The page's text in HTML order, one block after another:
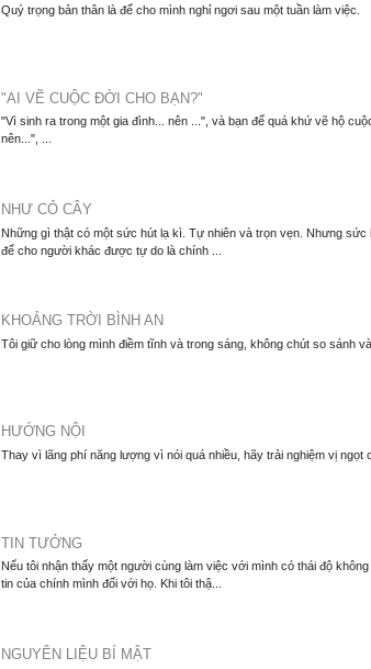
Quý trọng bản thân là để cho mình nghỉ ngơi sau một tuần làm việc.
"AI VẼ CUỘC ĐỜI CHO BẠN?"
"Vì sinh ra trong một gia đình... nên ...", và bạn để quá khứ vẽ hộ
nên...", ...
NHƯ CỎ CÂY
Những gì thật có một sức hút lạ kì. Tự nhiên và trọn vẹn. Nhưng
để cho người khác được tự do là chính ...
KHOẢNG TRỜI BÌNH AN
Tôi giữ cho lòng mình điềm tĩnh và trong sáng, không chút so sánh
HƯỚNG NỘI
Thay vì lãng phí năng lượng vì nói quá nhiều, hãy trải nghiệm vị ngọt
TIN TƯỞNG
Nếu tôi nhận thấy một người cùng làm việc với mình có thái độ
tin của chính mình đối với họ. Khi tôi thậ...
NGUYÊN LIỆU BÍ MẬT